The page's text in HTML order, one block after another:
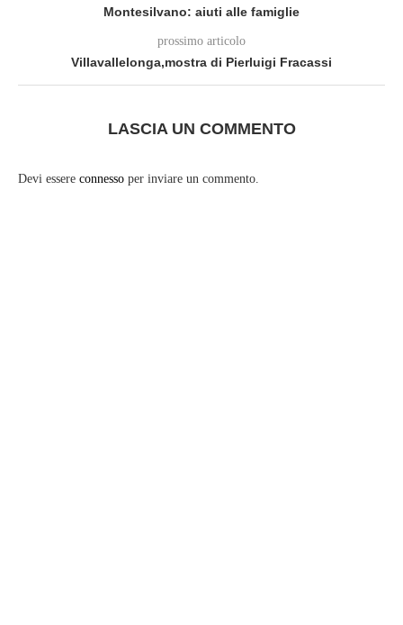
Montesilvano: aiuti alle famiglie
prossimo articolo
Villavallelonga,mostra di Pierluigi Fracassi
LASCIA UN COMMENTO
Devi essere connesso per inviare un commento.